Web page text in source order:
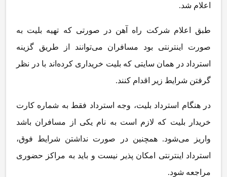
اعلام شد.
طبق اعلام شرکت راه آهن در صورتی که تهیه بلیت به
صورت اینترنتی بود مسافران می‌توانند از طریق گزینه
استرداد در همان سایتی که بلیت خریداری کرده‌اند با در نظر
گرفتن شرایط زیر اقدام کنند.
در هنگام استرداد بلیت، وجه استرداد فقط به شماره کارت
خریدار بلیت که لازم است به نام یکی از مسافران باشد
واریز می‌شود. همچنین در صورت نداشتن شرایط فوق،
استرداد اینترنتی امکان پذیر نیست و باید به مراکز حضوری
مراجعه شود.